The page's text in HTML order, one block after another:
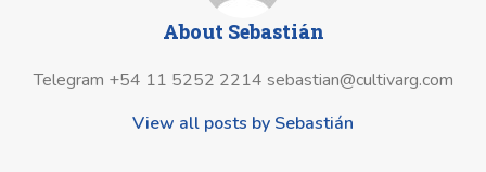
About Sebastián
Telegram +54 11 5252 2214 sebastian@cultivarg.com
View all posts by Sebastián